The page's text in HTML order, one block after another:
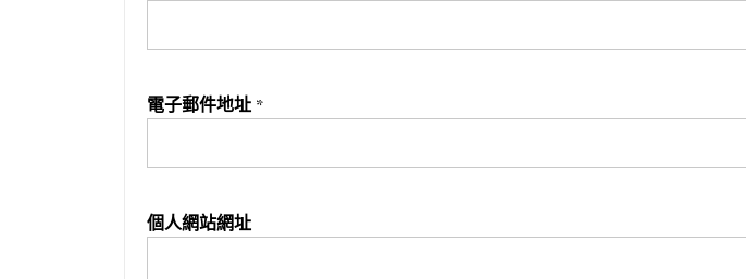
電子郵件地址 *
個人網站網址